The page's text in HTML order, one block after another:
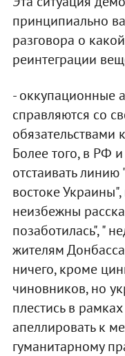
принципиально
разговора о
реинтеграции
- оккупационные
справляются со
Более того, в РФ
отстаивать
востоке
неизбежны
позаботилась", "
жителям
ничего, кроме
чиновников, но
плестись в
апеллировать к
гуманитарному